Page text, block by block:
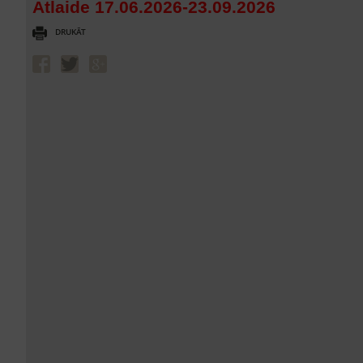
Atlaide 17.06.2026-23.09.2026
DRUKĀT